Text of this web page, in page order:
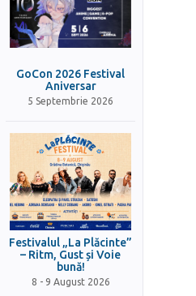
GoCon 2026 Festival
Aniversar
5 Septembrie 2026
Festivalul „La Plăcinte”
– Ritm, Gust și Voie
bună!
8 - 9 August 2026